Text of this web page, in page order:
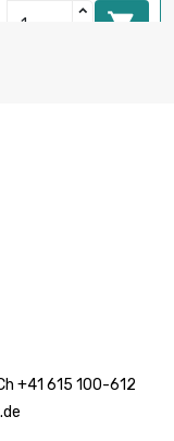

+41 615 100-612